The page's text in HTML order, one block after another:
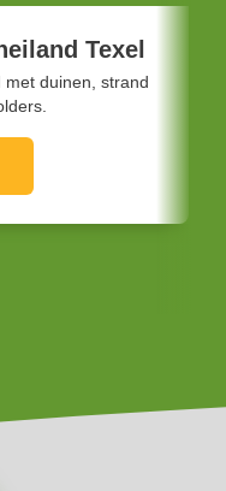
Nederland –
en Duitsland is
decor voor een